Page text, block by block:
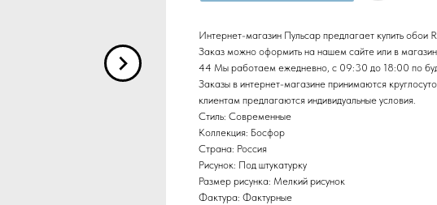
Интернет-магазин Пульсар предлагает купить
Заказ можно оформить на нашем сайте или в
44 Мы работаем ежедневно, с 09:30 до 18:00 по
Заказы в интернет-магазине принимаются
клиентам предлагаются индивидуальные условия.
Стиль: Современные
Коллекция: Босфор
Страна: Россия
Рисунок: Под штукатурку
Размер рисунка: Мелкий рисунок
Фактура: Фактурные